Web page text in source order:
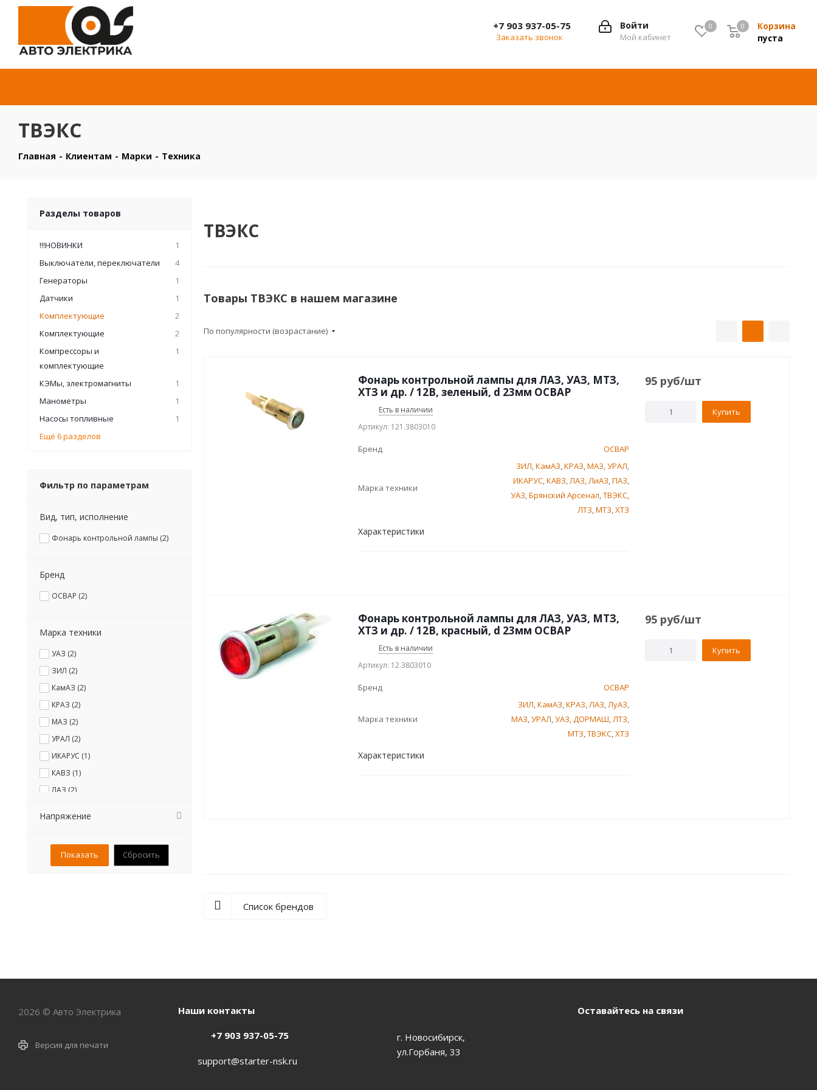
0 Корзина
0
пуста
0
Войти
Мой кабинет
+7 903 937-05-75
Заказать звонок
ТВЭКС
Главная - Клиентам - Марки - Техника
ТВЭКС
Товары ТВЭКС в нашем магазине
По популярности (возрастание)
Фонарь контрольной лампы для ЛАЗ, УАЗ, МТЗ,
ХТЗ и др. / 12В, зеленый, d 23мм ОСВАР
Есть в наличии
Артикул: 121.3803010
Бренд ОСВАР
Марка техники
ЗИЛ,КамАЗ,КРАЗ,МАЗ,УРАЛ,
ИКАРУС,КАВЗ,ЛАЗ,ЛиАЗ,ПАЗ,
УАЗ,Брянский Арсенал,ТВЭКС,
ЛТЗ,МТЗ,ХТЗ
Характеристики
95 руб/шт
Купить
Фонарь контрольной лампы для ЛАЗ, УАЗ, МТЗ,
ХТЗ и др. / 12В, красный, d 23мм ОСВАР
Есть в наличии
Артикул: 12.3803010
Бренд ОСВАР
Марка техники
ЗИЛ,КамАЗ,КРАЗ,ЛАЗ,ЛуАЗ,
МАЗ,УРАЛ,УАЗ,ДОРМАШ,ЛТЗ,
МТЗ,ТВЭКС,ХТЗ
Характеристики
95 руб/шт
Купить
Список брендов
Разделы товаров
!!!НОВИНКИ
1
Выключатели, переключатели
4
Генераторы
1
Датчики
1
Комплектующие
2
Комплектующие
2
Компрессоры и
комплектующие
1
КЭМы, электромагниты
1
Манометры
1
Насосы топливные
1
Ещё 6 разделов
Фильтр по параметрам
Вид, тип, исполнение
Фонарь контрольной лампы (2)
Бренд
ОСВАР (2)
Марка техники
УАЗ (2)
ЗИЛ (2)
КамАЗ (2)
КРАЗ (2)
МАЗ (2)
УРАЛ (2)
ИКАРУС (1)
КАВЗ (1)
ЛАЗ (2)
ЛуАЗ (
ЛТЗ (2)
Напряжение
Сбросить
2026 © Авто Электрика
Версия для печати
Наши контакты
+7 903 937-05-75
support@starter-nsk.ru
г. Новосибирск,
ул.Горбаня, 33
Оставайтесь на связи